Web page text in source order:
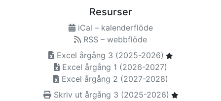
Resurser
iCal – kalenderflöde
RSS – webbflöde
Excel årgång 3 (2025-2026)
Excel årgång 1 (2026-2027)
Excel årgång 2 (2027-2028)
Skriv ut årgång 3 (2025-2026)